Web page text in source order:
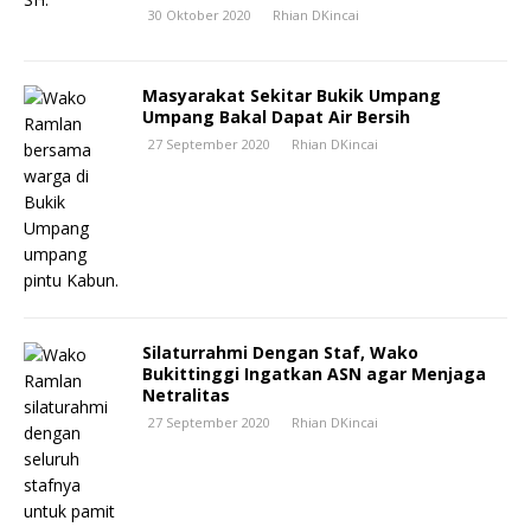
30 Oktober 2020 Rhian DKincai
Masyarakat Sekitar Bukik Umpang
Umpang Bakal Dapat Air Bersih
27 September 2020 Rhian DKincai
Silaturrahmi Dengan Staf, Wako
Bukittinggi Ingatkan ASN agar Menjaga
Netralitas
27 September 2020 Rhian DKincai